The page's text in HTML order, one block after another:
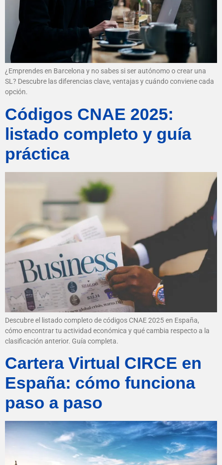
¿Emprendes en Barcelona y no sabes si ser autónomo o crear una
SL? Descubre las diferencias clave, ventajas y cuándo conviene cada
opción.
Códigos CNAE 2025:
listado completo y guía
práctica
Descubre el listado completo de códigos CNAE 2025 en España,
cómo encontrar tu actividad económica y qué cambia respecto a la
clasificación anterior. Guía completa.
Cartera Virtual CIRCE en
España: cómo funciona
paso a paso